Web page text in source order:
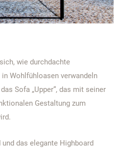
wie durchdachte
Wohlfühloasen verwandeln
Sofa „Upper“, das mit seiner
Gestaltung zum
das elegante Highboard